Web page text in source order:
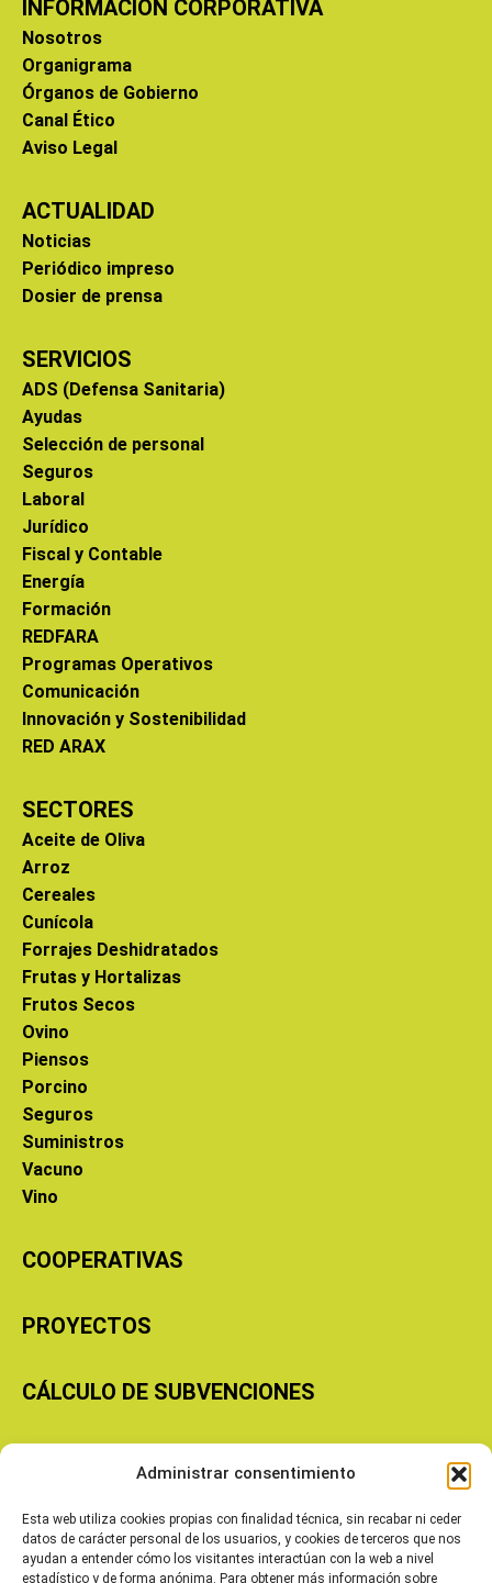
Administrar consentimiento
Esta web utiliza cookies propias con finalidad técnica, sin recabar ni ceder
datos de carácter personal de los usuarios, y cookies de terceros que nos
ayudan a entender cómo los visitantes interactúan con la web a nivel
estadístico y de forma anónima. Para obtener más información sobre
INFORMACIÓN CORPORATIVA
Nosotros
Organigrama
Órganos de Gobierno
Canal Ético
Aviso Legal
ACTUALIDAD
Noticias
Periódico impreso
Dosier de prensa
SERVICIOS
ADS (Defensa Sanitaria)
Ayudas
Selección de personal
Seguros
Laboral
Jurídico
Fiscal y Contable
Energía
Formación
REDFARA
Programas Operativos
Comunicación
Innovación y Sostenibilidad
RED ARAX
SECTORES
Aceite de Oliva
Arroz
Cereales
Cunícola
Forrajes Deshidratados
Frutas y Hortalizas
Frutos Secos
Ovino
Piensos
Porcino
Seguros
Suministros
Vacuno
Vino
COOPERATIVAS
PROYECTOS
CÁLCULO DE SUBVENCIONES